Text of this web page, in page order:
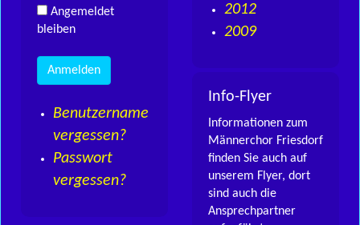
Angemeldet
bleiben
Benutzername
vergessen?
Passwort
vergessen?
2012
2009
Info-Flyer
Informationen zum
Männerchor Friesdorf
finden Sie auch auf
unserem Flyer, dort
sind auch die
Ansprechpartner